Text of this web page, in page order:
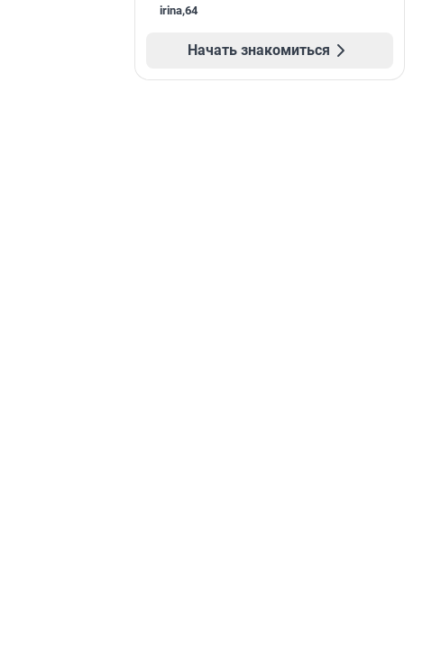
irina,64
Начать знакомиться